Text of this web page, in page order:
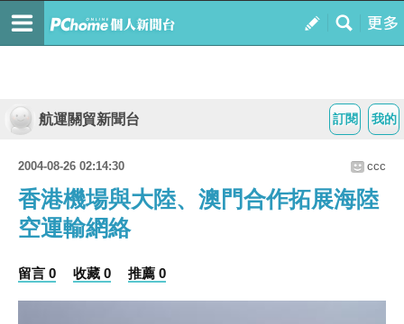
我的
訂閱
航運關貿新聞台
2004-08-26 02:14:30 ccc
香港機場與大陸、澳門合作拓展海陸
空運輸網絡
留言 0 收藏 0 推薦 0